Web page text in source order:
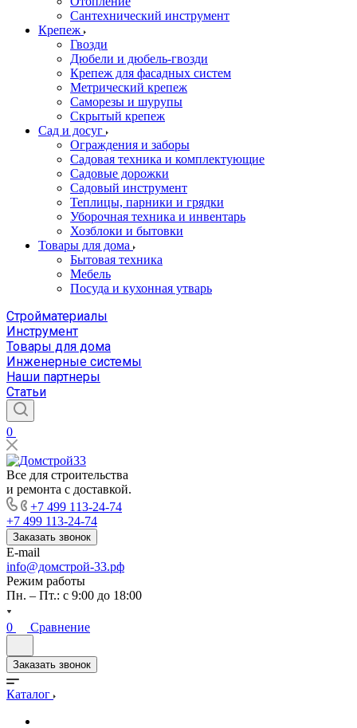
Сантехнический инструмент
Крепеж
Гвозди
Дюбели и дюбель-гвозди
Крепеж для фасадных систем
Метрический крепеж
Саморезы и шурупы
Скрытый крепеж
Сад и досуг
Ограждения и заборы
Садовая техника и комплектующие
Садовые дорожки
Садовый инструмент
Теплицы, парники и грядки
Уборочная техника и инвентарь
Хозблоки и бытовки
Товары для дома
Бытовая техника
Мебель
Посуда и кухонная утварь
Стройматериалы
Инструмент
Товары для дома
Инженерные системы
Наши партнеры
Статьи
0
Все для строительства
и ремонта с доставкой.
+7 499 113-24-74
+7 499 113-24-74
Заказать звонок
E-mail
info@домстрой-33.рф
Режим работы
Пн. – Пт.: с 9:00 до 18:00
0 Сравнение
Заказать звонок
Каталог